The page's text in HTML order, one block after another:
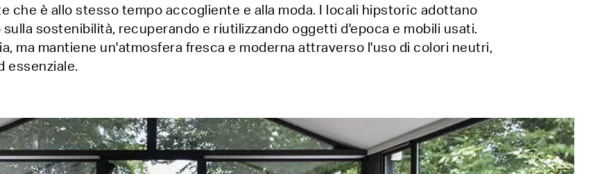
che è allo stesso tempo accogliente e alla moda. I locali hipstoric adottano
sostenibilità, recuperando e riutilizzando oggetti d'epoca e mobili usati.
ma mantiene un'atmosfera fresca e moderna attraverso l'uso di colori neutri,
essenziale.